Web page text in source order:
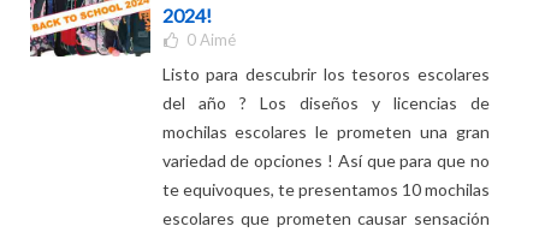
¡10 MOCHILAS ESCOLARES QUE TUS
HIJOS QUERRÁN A TODA COSTA
PARA EL INICIO DEL AÑO ESCOLAR
2024!
Aimé
Listo para descubrir los tesoros escolares
del año ? Los diseños y licencias de
mochilas escolares le prometen una gran
variedad de opciones ! Así que para que no